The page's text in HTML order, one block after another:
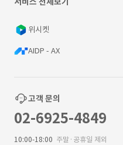
위시켓
AIDP - AX
고객 문의
02-6925-4849
10:00-18:00 주말·공휴일 제외